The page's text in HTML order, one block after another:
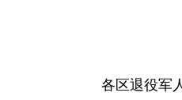
各区退役军人